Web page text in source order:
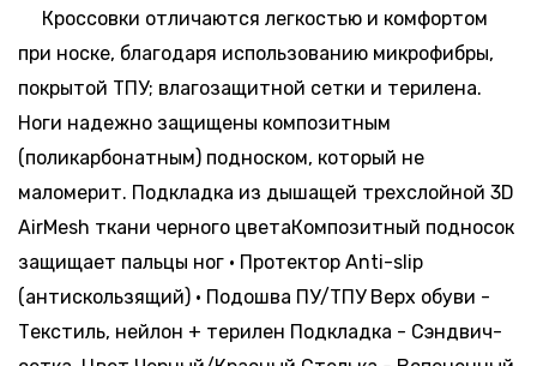
105.62
руб. *
Склад:
Минск-
- +
105.62
руб. *
Склад:
Минск-
-
105.62
руб. *
Склад:
Минск-
-
Кроссовки отличаются легкостью и комфортом
при носке, благодаря использованию микрофибры,
покрытой ТПУ; влагозащитной сетки и терилена.
Ноги надежно защищены композитным
(поликарбонатным) подноском, который не
маломерит. Подкладка из дышащей трехслойной 3D
AirMesh ткани черного цветаКомпозитный подносок
защищает пальцы ног • Протектор Anti-slip
(антискользящий) • Подошва ПУ/ТПУ Верх обуви -
Текстиль, нейлон + терилен Подкладка - Сэндвич-